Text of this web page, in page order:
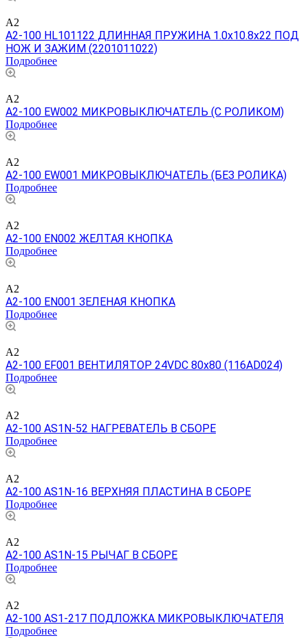
A2
A2-100 HL101122 ДЛИННАЯ ПРУЖИНА 1.0x10.8x22 ПОД
НОЖ И ЗАЖИМ (2201011022)
Подробнее
A2
A2-100 EW002 МИКРОВЫКЛЮЧАТЕЛЬ (С РОЛИКОМ)
Подробнее
A2
A2-100 EW001 МИКРОВЫКЛЮЧАТЕЛЬ (БЕЗ РОЛИКА)
Подробнее
A2
A2-100 EN002 ЖЕЛТАЯ КНОПКА
Подробнее
A2
A2-100 EN001 ЗЕЛЕНАЯ КНОПКА
Подробнее
A2
A2-100 EF001 ВЕНТИЛЯТОР 24VDC 80x80 (116AD024)
Подробнее
A2
A2-100 AS1N-52 НАГРЕВАТЕЛЬ В СБОРЕ
Подробнее
A2
A2-100 AS1N-16 ВЕРХНЯЯ ПЛАСТИНА В СБОРЕ
Подробнее
A2
A2-100 AS1N-15 РЫЧАГ В СБОРЕ
Подробнее
A2
A2-100 AS1-217 ПОДЛОЖКА МИКРОВЫКЛЮЧАТЕЛЯ
Подробнее